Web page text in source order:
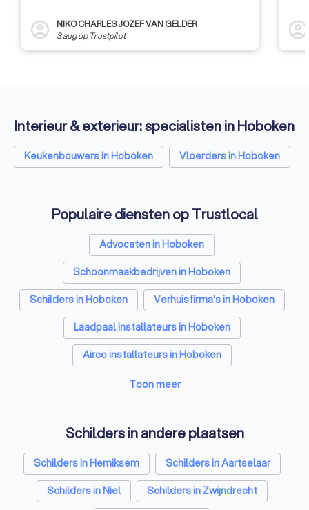
account_circle
NIKO CHARLES JOZEF VAN GELDER
3 augop Trustpilot account_circle
Interieur & exterieur: specialisten in Hoboken
Keukenbouwers in Hoboken Vloerders in Hoboken
Populaire diensten op Trustlocal
Advocaten in Hoboken
Schoonmaakbedrijven in Hoboken
Schilders in Hoboken
Verhuisfirma's in Hoboken
Laadpaal installateurs in Hoboken
Airco installateurs in Hoboken
Aannemers in Hoboken
Dakwerkers in Hoboken
Tuinonderhoud bedrijven in Hoboken
Webdesigners in Hoboken
Glazenwassers in Hoboken
Toon meer
Schilders in andere plaatsen
Schilders in Hemiksem
Schilders in Aartselaar
Schilders in Niel
Schilders in Zwijndrecht